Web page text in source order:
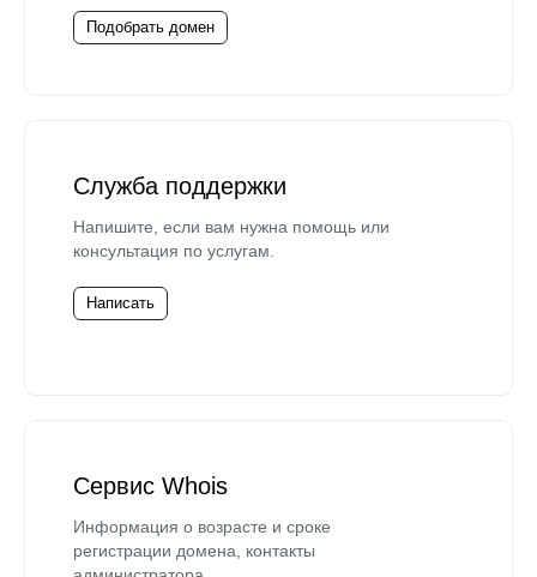
Подобрать домен
Служба поддержки
Напишите, если вам нужна помощь или
консультация по услугам.
Написать
Сервис Whois
Информация о возрасте и сроке
регистрации домена, контакты